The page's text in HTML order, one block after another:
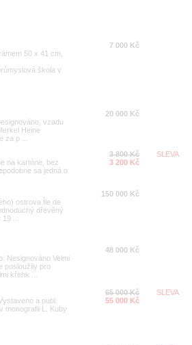
50 x 41 cm,
škola v
7 000 Kč
vzadu
Heine
za p ...
20 000 Kč
na kartóne, bez
sa jedná o
3 800 Kč
3 200 Kč
SLEVA
ostrova Île de
dřevěný
...
150 000 Kč
Nesignováno Velmi
posloužily pro
křehk ...
48 000 Kč
a publ.
monografii L. Kuby
65 000 Kč
55 000 Kč
SLEVA